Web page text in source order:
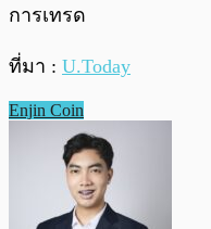
การเทรด
ที่มา : U.Today
Enjin Coin